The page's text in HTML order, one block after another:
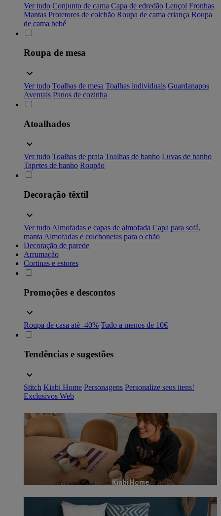
Ver tudo Conjunto de cama Capa de edredão Lençol Fronhas
Mantas Protetores de colchão Roupa de cama criança Roupa
de cama bebé
Roupa de mesa
Ver tudo Toalhas de mesa Toalhas individuais Guardanapos
Aventais Panos de cozinha
Atoalhados
Ver tudo Toalhas de praia Toalhas de banho Luvas de banho
Tapetes de banho Roupão
Decoração têxtil
Ver tudo Almofadas e capas de almofada Capa para sofá,
manta Almofadas e colchonetas para o chão
Decoração de parede
Arrumação
Cortinas e estores
Promoções e descontos
Roupa de casa até -40% Tudo a menos de 10€
Tendências e sugestões
Stitch Kiabi Home Personagens Personalize seus itens!
Exclusivos Web
Kiabi Home